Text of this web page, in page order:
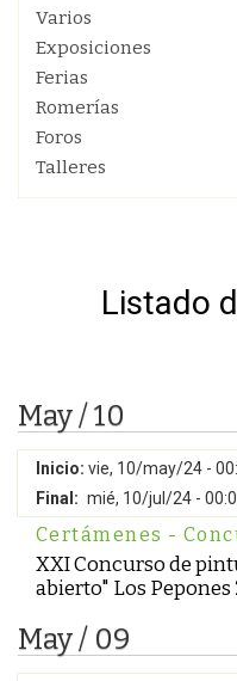
Varios
Exposiciones
Ferias
Romerías
Foros
Talleres
Listado
May / 10
Inicio: vie, 10/may/24 -
Final: mié, 10/jul/24 -
Certámenes -
XXI Concurso de
abierto" Los Pepones
May / 09